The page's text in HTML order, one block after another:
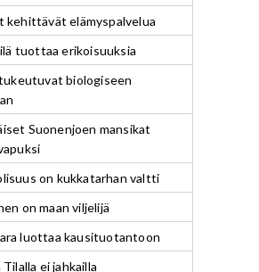
kehittävät elämyspalvelua
tuottaa erikoisuuksia
biologiseen
Suonenjoen mansikat
on kukkatarhan valtti
on maan viljelijä
luottaa kausituotantoon
ei jahkailla